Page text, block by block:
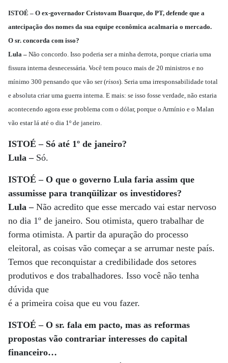
ISTOÉ – O ex-governador Cristovam Buarque, do PT, defende que a
antecipação dos nomes da sua equipe econômica acalmaria o mercado.
O sr. concorda com isso?
Lula – Não concordo. Isso poderia ser a minha derrota, porque criaria uma
fissura interna desnecessária. Você tem pouco mais de 20 ministros e no
mínimo 300 pensando que vão ser (risos). Seria uma irresponsabilidade total
e absoluta criar uma guerra interna. E mais: se isso fosse verdade, não estaria
acontecendo agora esse problema com o dólar, porque o Armínio e o Malan
vão estar lá até o dia 1º de janeiro.
ISTOÉ – Só até 1º de janeiro?
Lula –Só.
ISTOÉ – O que o governo Lula faria assim que
assumisse para tranqüilizar os investidores?
Lula – Não acredito que esse mercado vai estar nervoso
no dia 1º de janeiro. Sou otimista, quero trabalhar de
forma otimista. A partir da apuração do processo
eleitoral, as coisas vão começar a se arrumar neste país.
Temos que reconquistar a credibilidade dos setores
produtivos e dos trabalhadores. Isso você não tenha
dúvida que
é a primeira coisa que eu vou fazer.
ISTOÉ – O sr. fala em pacto, mas as reformas
propostas vão contrariar interesses do capital
financeiro…